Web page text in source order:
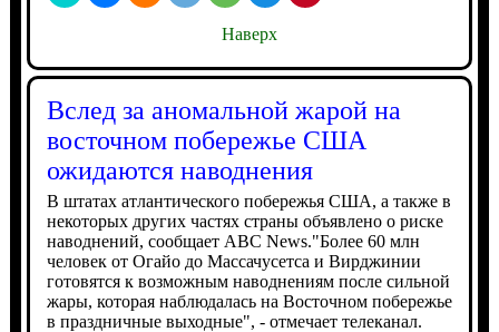
Наверх
Вслед за аномальной жарой на
восточном побережье США
ожидаются наводнения
В штатах атлантического побережья США, а также в
некоторых других частях страны объявлено о риске
наводнений, сообщает ABC News."Более 60 млн
человек от Огайо до Массачусетса и Вирджинии
готовятся к возможным наводнениям после сильной
жары, которая наблюдалась на Восточном побережье
в праздничные выходные", - отмечает телеканал.